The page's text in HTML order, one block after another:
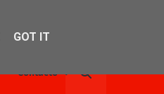
Contacto
GOT IT